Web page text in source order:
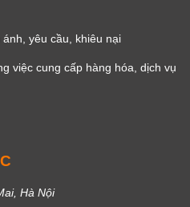
yêu cầu, khiêu nại
việc cung cấp hàng hóa, dịch vụ
Hà Nội